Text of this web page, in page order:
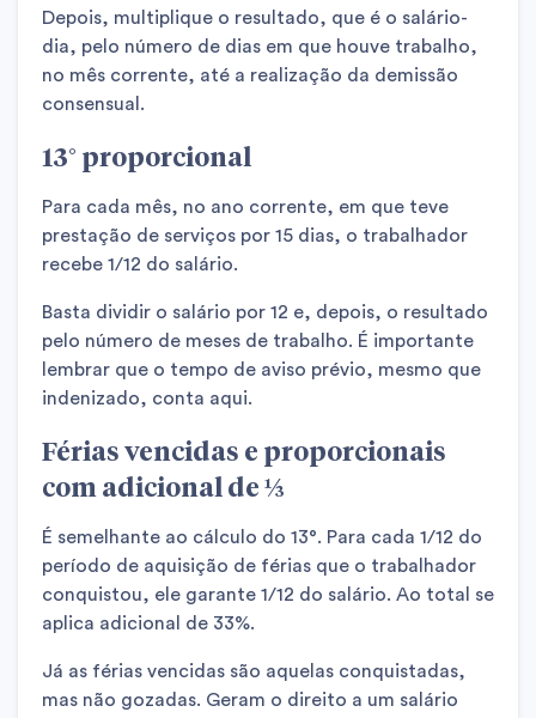
Depois, multiplique o resultado, que é o salário-
dia, pelo número de dias em que houve trabalho,
no mês corrente, até a realização da demissão
consensual.
13° proporcional
Para cada mês, no ano corrente, em que teve
prestação de serviços por 15 dias, o trabalhador
recebe 1/12 do salário.
Basta dividir o salário por 12 e, depois, o resultado
pelo número de meses de trabalho. É importante
lembrar que o tempo de aviso prévio, mesmo que
indenizado, conta aqui.
Férias vencidas e proporcionais
com adicional de ⅓
É semelhante ao cálculo do 13°. Para cada 1/12 do
período de aquisição de férias que o trabalhador
conquistou, ele garante 1/12 do salário. Ao total se
aplica adicional de 33%.
Já as férias vencidas são aquelas conquistadas,
mas não gozadas. Geram o direito a um salário